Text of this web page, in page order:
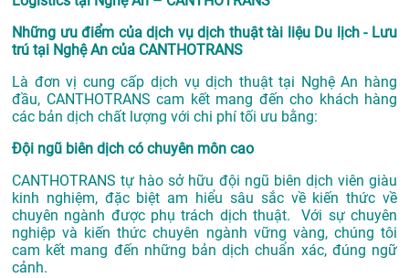
Những ưu điểm của dịch vụ dịch thuật tài liệu Du lịch - Lưu
trú tại Nghệ An của CANTHOTRANS
Là đơn vị cung cấp dịch vụdịch thuật tại Nghệ An hàng
đầu, CANTHOTRANS cam kết mang đến cho khách hàng
các bản dịch chất lượng với chi phí tối ưu bằng:
Đội ngũ biên dịch có chuyên môn cao
CANTHOTRANS tự hào sở hữu đội ngũ biên dịch viên giàu
kinh nghiệm, đặc biệt am hiểu sâu sắc về kiến thức về
chuyên ngành được phụ trách dịch thuật. Với sự chuyên
nghiệp và kiến thức chuyên ngành vững vàng, chúng tôi
cam kết mang đến những bản dịch chuẩn xác, đúng ngữ
cảnh.